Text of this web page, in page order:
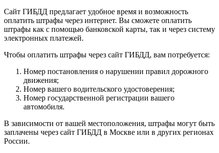
Сайт ГИБДД предлагает удобное время и возможность
оплатить штрафы через интернет. Вы сможете оплатить
штрафы как с помощью банковской карты, так и через систему
электронных платежей.
Чтобы оплатить штрафы через сайт ГИБДД, вам потребуется:
Номер постановления о нарушении правил дорожного
движения;
Номер вашего водительского удостоверения;
Номер государственной регистрации вашего
автомобиля.
В зависимости от вашей местоположения, штрафы могут быть
заплачены через сайт ГИБДД в Москве или в других регионах
России.